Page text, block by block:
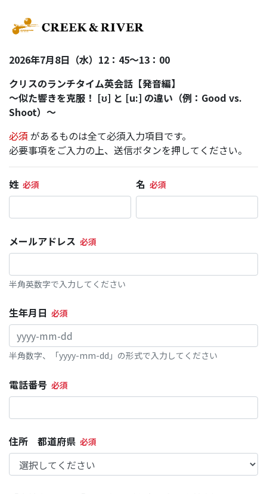
2026年7月8日（水）12：45～13：00
クリスのランチタイム英会話【発音編】
～似た響きを克服！ [ʊ] と [u:] の違い（例：Good vs.
Shoot）～
必須 があるものは全て必須入力項目です。
必要事項をご入力の上、送信ボタンを押してください。
姓 名
メールアドレス
半角英数字で入力してください
生年月日
半角数字、「yyyy-mm-dd」の形式で入力してください
電話番号
住所 都道府県